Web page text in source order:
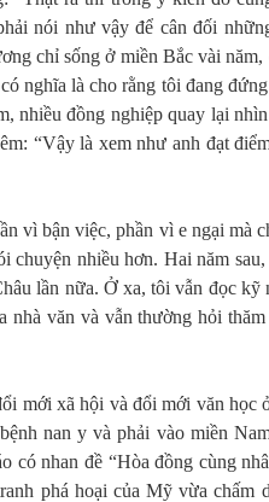
nói như vậy để cân đối
chỉ sống ở miền Bắc vài năm,
nghĩa là cho rằng tôi đang
nhiều đồng nghiệp quay lại
“Vậy là xem như anh đạt
vì bận việc, phần vì e ngại mà
chuyện nhiều hơn. Hai năm
lần nữa. Ở xa, tôi vẫn đọc kỹ
nhà văn và vẫn thường hỏi
mới xã hội và đổi mới văn học
nan y và phải vào miền
có nhan đề “Hòa đồng cùng
phá hoại của Mỹ vừa chấm